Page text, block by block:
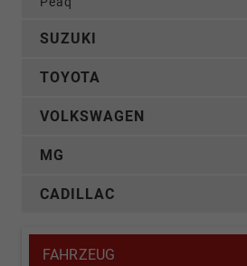
SUZUKI
TOYOTA
VOLKSWAGEN
MG
CADILLAC
FAHRZEUG